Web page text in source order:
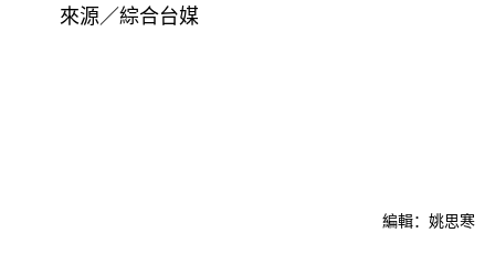
來源／綜合台媒
編輯：姚思寒